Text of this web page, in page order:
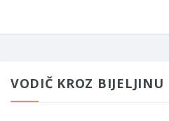
VODIČ KROZ BIJELJINU